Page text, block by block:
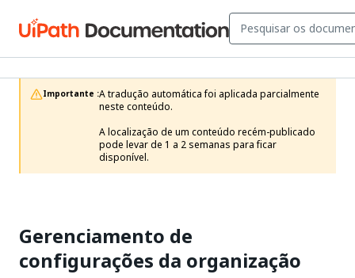
Importante :A tradução automática foi aplicada parcialmente
neste conteúdo.
A localização de um conteúdo recém-publicado
pode levar de 1 a 2 semanas para ficar
disponível.
Gerenciamento de
configurações da organização